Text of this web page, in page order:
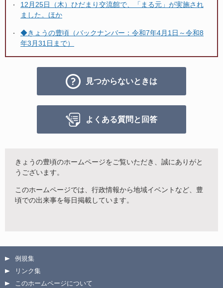
12月25日（木）ひだまり交流館で、「まる元」が実施され
ました。ほか
◆きょうの豊頃（バックナンバー：令和7年4月1日～令和8
年3月31日まで）
見つからないときは
よくある質問と回答
きょうの豊頃のホームページをご覧いただき、誠にありがと
うございます。
このホームページでは、行政情報から地域イベントなど、豊
頃での出来事を毎日掲載しています。
例規集
リンク集
このホームページについて